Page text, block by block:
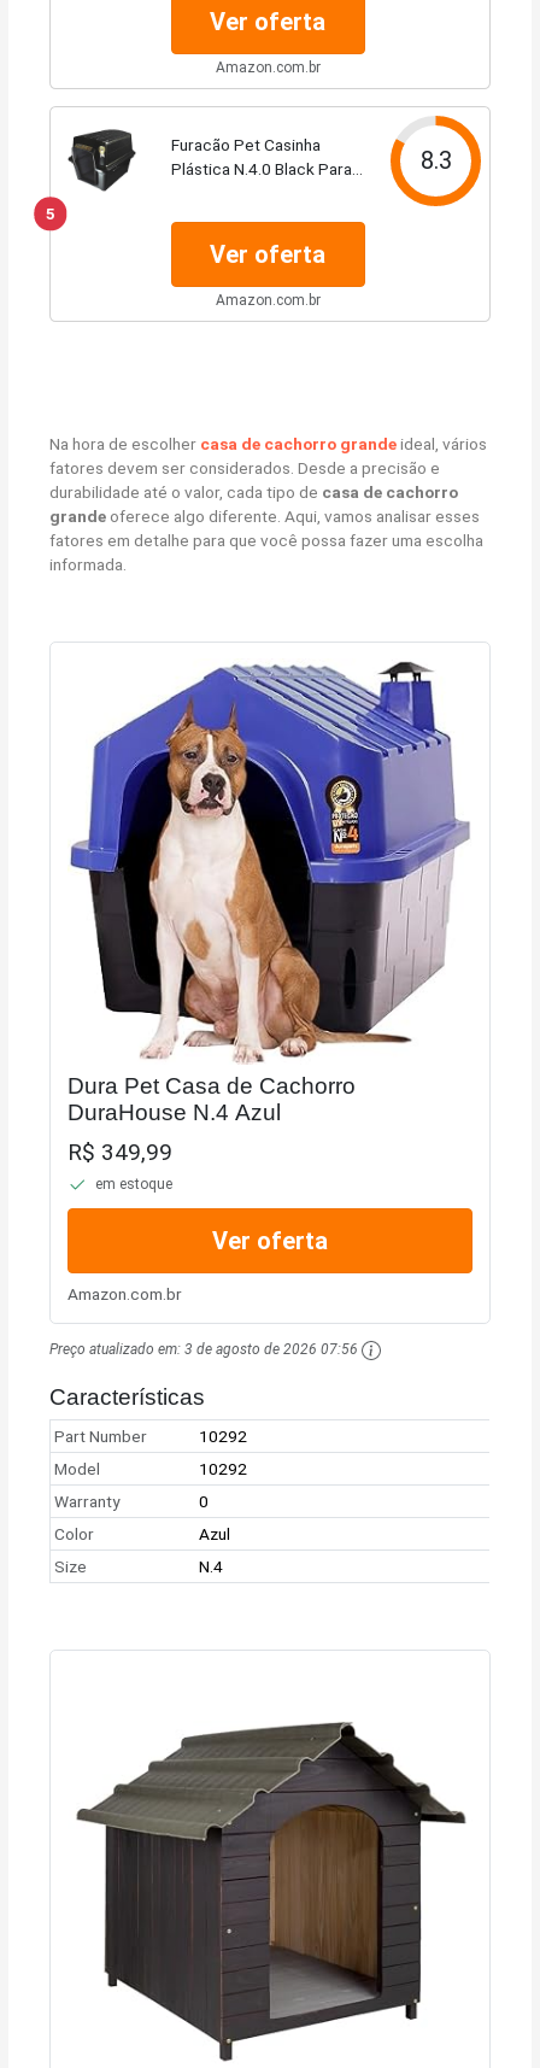
Ver oferta
Amazon.com.br
5
Furacão Pet Casinha
Plástica N.4.0 Black Para
8.3
Ver oferta
Amazon.com.br
Na hora de escolher casa de cachorro grandeideal, vários
fatores devem ser considerados. Desde a precisão e
durabilidade até o valor, cada tipo de casa de cachorro
grande oferece algo diferente. Aqui, vamos analisar esses
fatores em detalhe para que você possa fazer uma escolha
informada.
Dura Pet Casa de Cachorro
DuraHouse N.4 Azul
R$ 349,99
em estoque
Ver oferta
Amazon.com.br
Preço atualizado em:3 de agosto de 2026 07:56
Características
Part Number
10292
Model
10292
Warranty
0
Color
Azul
Size
N.4